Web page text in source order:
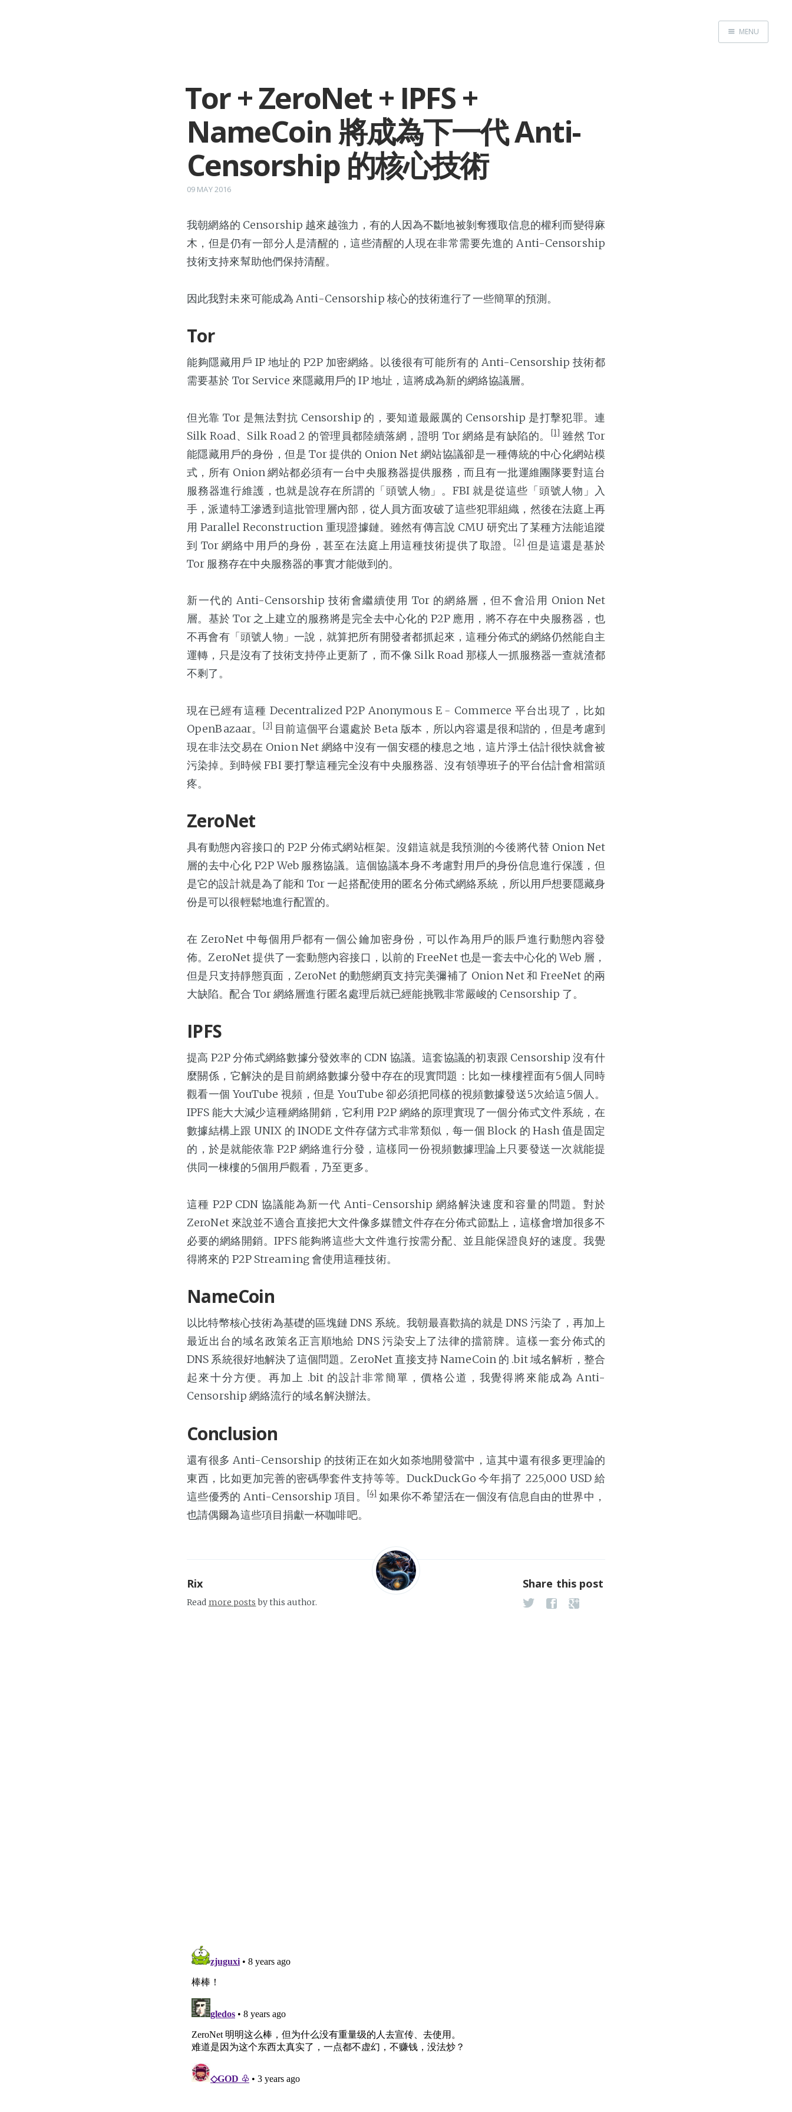
MENU
Tor + ZeroNet + IPFS +
NameCoin 將成為下一代 Anti-
Censorship 的核心技術
09 MAY 2016
我朝網絡的 Censorship 越來越強力，有的人因為不斷地被剝奪獲取信息的權利而變得麻
木，但是仍有一部分人是清醒的，這些清醒的人現在非常需要先進的 Anti-Censorship
技術支持來幫助他們保持清醒。
因此我對未來可能成為 Anti-Censorship 核心的技術進行了一些簡單的預測。
Tor
能夠隱藏用戶 IP 地址的 P2P 加密網絡。以後很有可能所有的 Anti-Censorship 技術都
需要基於 Tor Service 來隱藏用戶的 IP 地址，這將成為新的網絡協議層。
但光靠 Tor 是無法對抗 Censorship 的，要知道最嚴厲的 Censorship 是打擊犯罪。連
Silk Road、Silk Road 2 的管理員都陸續落網，證明 Tor 網絡是有缺陷的。
[1]雖然 Tor
能隱藏用戶的身份，但是 Tor 提供的 Onion Net 網站協議卻是一種傳統的中心化網站模
式，所有 Onion 網站都必須有一台中央服務器提供服務，而且有一批運維團隊要對這台
服務器進行維護，也就是說存在所謂的「頭號人物」。FBI 就是從這些「頭號人物」入
手，派遣特工滲透到這批管理層內部，從人員方面攻破了這些犯罪組織，然後在法庭上再
用 Parallel Reconstruction 重現證據鏈。雖然有傳言說 CMU 研究出了某種方法能追蹤
到 Tor 網絡中用戶的身份，甚至在法庭上用這種技術提供了取證。
[2]但是這還是基於
Tor 服務存在中央服務器的事實才能做到的。
新一代的 Anti-Censorship 技術會繼續使用 Tor 的網絡層，但不會沿用 Onion Net
層。基於 Tor 之上建立的服務將是完全去中心化的 P2P 應用，將不存在中央服務器，也
不再會有「頭號人物」一說，就算把所有開發者都抓起來，這種分佈式的網絡仍然能自主
運轉，只是沒有了技術支持停止更新了，而不像 Silk Road 那樣人一抓服務器一查就渣都
不剩了。
現在已經有這種 Decentralized P2P Anonymous E﹣Commerce 平台出現了，比如
OpenBazaar。
[3]目前這個平台還處於 Beta 版本，所以內容還是很和諧的，但是考慮到
現在非法交易在 Onion Net 網絡中沒有一個安穩的棲息之地，這片淨土估計很快就會被
污染掉。到時候 FBI 要打擊這種完全沒有中央服務器、沒有領導班子的平台估計會相當頭
疼。
ZeroNet
具有動態內容接口的 P2P 分佈式網站框架。沒錯這就是我預測的今後將代替 Onion Net
層的去中心化 P2P Web 服務協議。這個協議本身不考慮對用戶的身份信息進行保護，但
是它的設計就是為了能和 Tor 一起搭配使用的匿名分佈式網絡系統，所以用戶想要隱藏身
份是可以很輕鬆地進行配置的。
在 ZeroNet 中每個用戶都有一個公鑰加密身份，可以作為用戶的賬戶進行動態內容發
佈。ZeroNet 提供了一套動態內容接口，以前的 FreeNet 也是一套去中心化的 Web 層，
但是只支持靜態頁面，ZeroNet 的動態網頁支持完美彌補了 Onion Net 和 FreeNet 的兩
大缺陷。配合 Tor 網絡層進行匿名處理后就已經能挑戰非常嚴峻的 Censorship 了。
IPFS
提高 P2P 分佈式網絡數據分發效率的 CDN 協議。這套協議的初衷跟 Censorship 沒有什
麼關係，它解決的是目前網絡數據分發中存在的現實問題：比如一棟樓裡面有5個人同時
觀看一個 YouTube 視頻，但是 YouTube 卻必須把同樣的視頻數據發送5次給這5個人。
IPFS 能大大減少這種網絡開銷，它利用 P2P 網絡的原理實現了一個分佈式文件系統，在
數據結構上跟 UNIX 的 INODE 文件存儲方式非常類似，每一個 Block 的 Hash 值是固定
的，於是就能依靠 P2P 網絡進行分發，這樣同一份視頻數據理論上只要發送一次就能提
供同一棟樓的5個用戶觀看，乃至更多。
這種 P2P CDN 協議能為新一代 Anti-Censorship 網絡解決速度和容量的問題。對於
ZeroNet 來說並不適合直接把大文件像多媒體文件存在分佈式節點上，這樣會增加很多不
必要的網絡開銷。IPFS 能夠將這些大文件進行按需分配、並且能保證良好的速度。我覺
得將來的 P2P Streaming 會使用這種技術。
NameCoin
以比特幣核心技術為基礎的區塊鏈 DNS 系統。我朝最喜歡搞的就是 DNS 污染了，再加上
最近出台的域名政策名正言順地給 DNS 污染安上了法律的擋箭牌。這樣一套分佈式的
DNS 系統很好地解決了這個問題。ZeroNet 直接支持 NameCoin 的 .bit 域名解析，整合
起來十分方便。再加上 .bit 的設計非常簡單，價格公道，我覺得將來能成為 Anti-
Censorship 網絡流行的域名解決辦法。
Conclusion
還有很多 Anti-Censorship 的技術正在如火如荼地開發當中，這其中還有很多更理論的
東西，比如更加完善的密碼學套件支持等等。DuckDuckGo 今年捐了 225,000 USD 給
這些優秀的 Anti-Censorship 項目。
[4]如果你不希望活在一個沒有信息自由的世界中，
也請偶爾為這些項目捐獻一杯咖啡吧。
Rix
Read more posts by this author.
Share this post